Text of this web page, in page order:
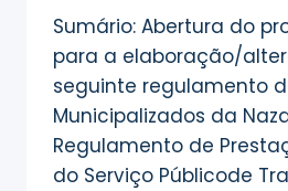
Sumário: Abertura do
para a elaboração/
seguinte regulamento
Municipalizados da
Regulamento de
do Serviço Públicode